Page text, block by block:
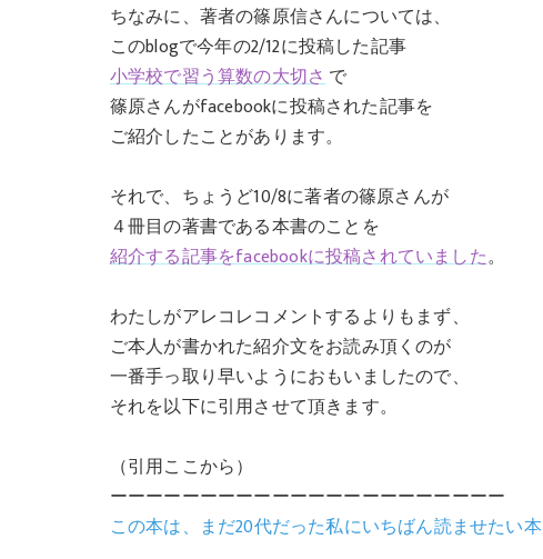
ちなみに、著者の篠原信さんについては、
このblogで今年の2/12に投稿した記事
小学校で習う算数の大切さで
篠原さんがfacebookに投稿された記事を
ご紹介したことがあります。
それで、ちょうど10/8に著者の篠原さんが
４冊目の著書である本書のことを
紹介する記事をfacebookに投稿されていました。
わたしがアレコレコメントするよりもまず、
ご本人が書かれた紹介文をお読み頂くのが
一番手っ取り早いようにおもいましたので、
それを以下に引用させて頂きます。
（引用ここから）
ーーーーーーーーーーーーーーーーーーーーーー
この本は、まだ20代だった私にいちばん読ませたい